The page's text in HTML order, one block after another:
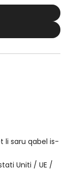
li saru qabel is-
Uniti / UE /